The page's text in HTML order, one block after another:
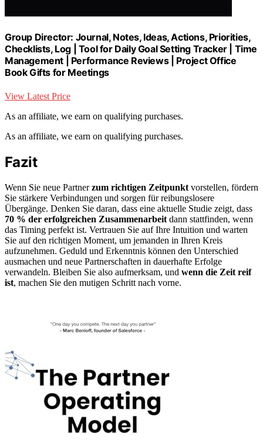
Group Director: Journal, Notes, Ideas, Actions, Priorities,
Checklists, Log | Tool for Daily Goal Setting Tracker | Time
Management | Performance Reviews | Project Office
Book Gifts for Meetings
View Latest Price
As an affiliate, we earn on qualifying purchases.
As an affiliate, we earn on qualifying purchases.
Fazit
Wenn Sie neue Partnerzum richtigen Zeitpunkt vorstellen, fördern
Sie stärkere Verbindungen und sorgen für reibungslosere
Übergänge. Denken Sie daran, dass eine aktuelle Studie zeigt, dass
70 % der erfolgreichen Zusammenarbeit dann stattfinden, wenn
das Timing perfekt ist. Vertrauen Sie auf Ihre Intuition und warten
Sie auf den richtigen Moment, um jemanden in Ihren Kreis
aufzunehmen. Geduld und Erkenntnis können den Unterschied
ausmachen und neue Partnerschaften in dauerhafte Erfolge
verwandeln. Bleiben Sie also aufmerksam, und wenn die Zeit reif
ist, machen Sie den mutigen Schritt nach vorne.